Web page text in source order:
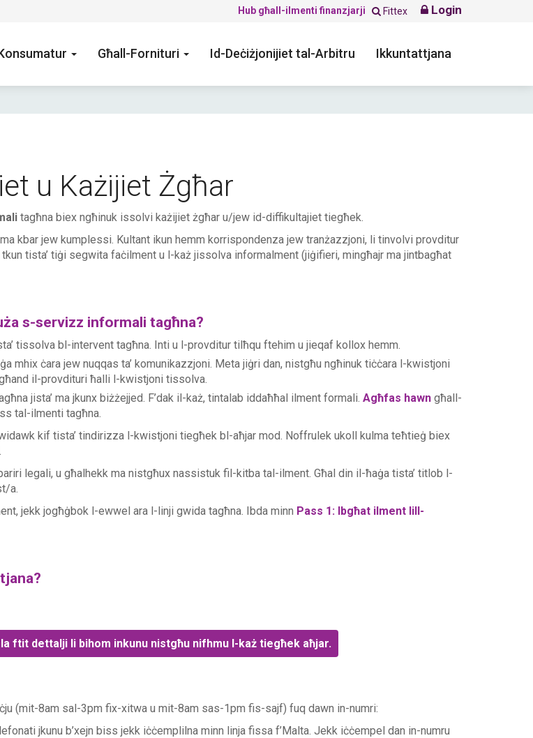
Hub għall-ilmenti finanzjarji Fittex Login
Għall-Fornituri Id-Deċiżjonijiet tal-Arbitru Ikkuntattjana
u Każijiet Żgħar
tagħna biex ngħinuk issolvi każijiet żgħar u/jew id-diffikultajiet tiegħek.
kbar jew kumplessi. Kultant ikun hemm korrispondenza jew tranżazzjoni, li tinvolvi provditur
tista’ tiġi segwita faċilment u l-każ jissolva informalment (jiġifieri, mingħajr ma jintbagħat
s-servizz informali tagħna?
tissolva bl-intervent tagħna. Inti u l-provditur tilħqu ftehim u jieqaf kollox hemm.
mhix ċara jew nuqqas ta’ komunikazzjoni. Meta jiġri dan, nistgħu ngħinuk tiċċara l-kwistjoni
il-provdituri ħalli l-kwistjoni tissolva.
jista’ ma jkunx biżżejjed. F’dak il-każ, tintalab iddaħħal ilment formali. Agħfas hawngħall-
tal-ilmenti tagħna.
kif tista’ tindirizza l-kwistjoni tiegħek bl-aħjar mod. Noffrulek ukoll kulma teħtieġ biex
legali, u għalhekk ma nistgħux nassistuk fil-kitba tal-ilment. Għal din il-ħaġa tista’ titlob l-
a.
jekk jogħġbok l-ewwel ara l-linji gwida tagħna. Ibda minn Pass 1: Ibgħat ilment lill-
ftit dettalji li bihom inkunu nistgħu nifhmu l-każ tiegħek aħjar.
(mit-8am sal-3pm fix-xitwa u mit-8am sas-1pm fis-sajf) fuq dawn in-numri:
jkunu b’xejn biss jekk iċċemplilna minn linja fissa f’Malta. Jekk iċċempel dan in-numru